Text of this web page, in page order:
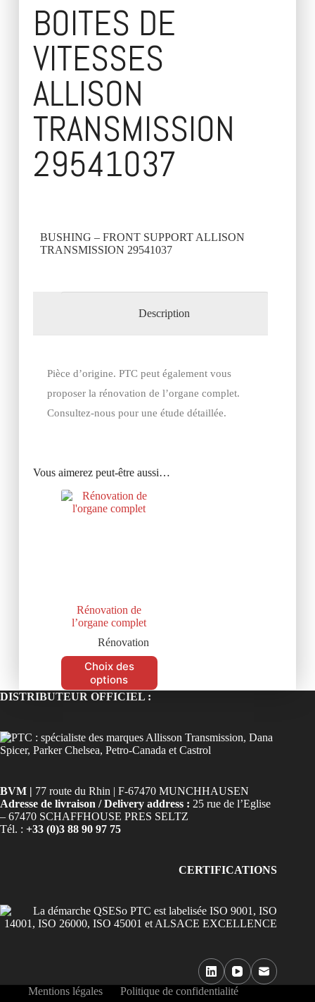
BOITES DE
VITESSES
ALLISON
TRANSMISSION
29541037
BUSHING – FRONT SUPPORT ALLISON
TRANSMISSION 29541037
Description
Pièce d’origine. PTC peut également vous
proposer la rénovation de l’organe complet.
Consultez-nous pour une étude détaillée.
Vous aimerez peut-être aussi…
Rénovation de
l’organe complet
Rénovation
Choix des
options
DISTRIBUTEUR OFFICIEL :
BVM | 77 route du Rhin | F-67470 MUNCHHAUSEN
Adresse de livraison / Delivery address : 25 rue de l’Eglise
– 67470 SCHAFFHOUSE PRES SELTZ
Tél. : +33 (0)3 88 90 97 75
CERTIFICATIONS
Mentions légales Politique de confidentialité